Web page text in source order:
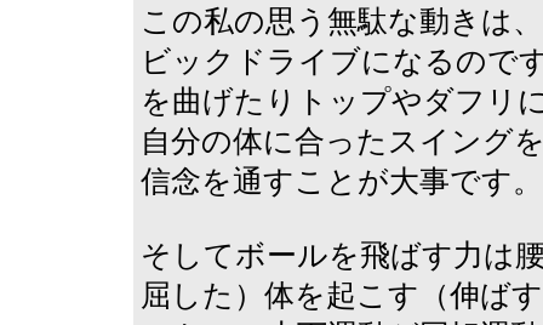
この私の思う無駄な動きは
ビックドライブになるので
を曲げたりトップやダフリ
自分の体に合ったスイング
信念を通すことが大事です。
そしてボールを飛ばす力は
屈した）体を起こす（伸ば